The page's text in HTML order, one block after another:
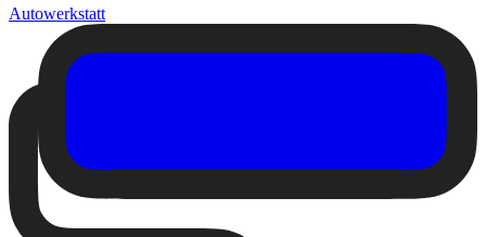
Autowerkstatt